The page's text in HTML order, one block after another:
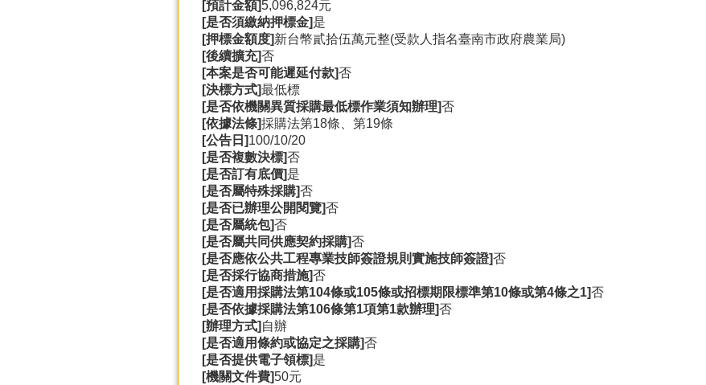
[預計金額]5,096,824元
[是否須繳納押標金]是
[押標金額度]新台幣貳拾伍萬元整(受款人指名臺南市政府農業局)
[後續擴充]否
[本案是否可能遲延付款]否
[決標方式]最低標
[是否依機關異質採購最低標作業須知辦理]否
[依據法條]採購法第18條、第19條
[公告日]100/10/20
[是否複數決標]否
[是否訂有底價]是
[是否屬特殊採購]否
[是否已辦理公開閱覽]否
[是否屬統包]否
[是否屬共同供應契約採購]否
[是否應依公共工程專業技師簽證規則實施技師簽證]否
[是否採行協商措施]否
[是否適用採購法第104條或105條或招標期限標準第10條或第4條之1]否
[是否依據採購法第106條第1項第1款辦理]否
[辦理方式] 自辦
[是否適用條約或協定之採購]否
[是否提供電子領標]是
[機關文件費]50元